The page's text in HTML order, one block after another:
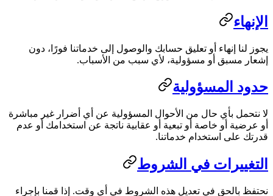
الإنهاء
يجوز لنا إنهاء أو تعليق حسابك والوصول إلى خدماتنا فورًا، دون
إشعار مسبق أو مسؤولية، لأي سبب من الأسباب.
حدود المسؤولية
لا نتحمل بأي حال من الأحوال المسؤولية عن أي أضرار غير مباشرة
أو عرضية أو خاصة أو تبعية أو عقابية ناتجة عن استخدامك أو عدم
قدرتك على استخدام خدماتنا.
التغييرات في الشروط
نحتفظ بالحق في تعديل هذه الشروط في أي وقت. إذا قمنا بإجراء